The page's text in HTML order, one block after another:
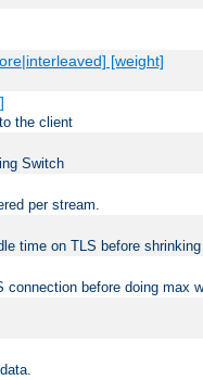
[weight]
the client
Switch
per stream.
time on TLS before
connection before doing max